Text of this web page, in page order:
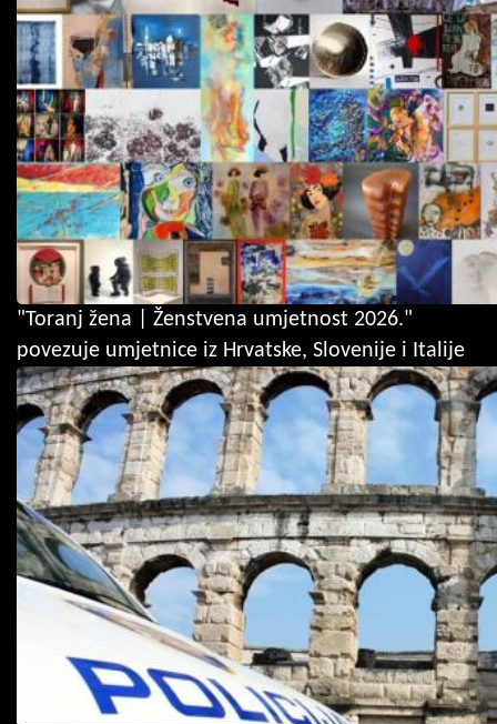
"Toranj žena | Ženstvena umjetnost 2026."
povezuje umjetnice iz Hrvatske, Slovenije i Italije